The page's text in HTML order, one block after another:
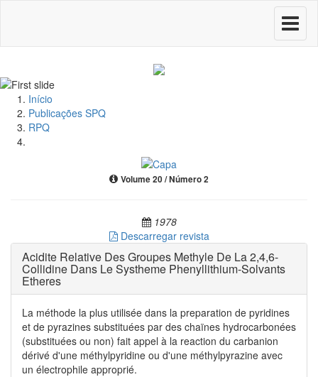
Toggle
Início
Publicações SPQ
RPQ
Volume 20 / Número 2
1978
Descarregar revista
Acidite Relative Des Groupes Methyle De La 2,4,6-
Collidine Dans Le Systheme Phenyllithium-Solvants
Etheres
La méthode la plus utilisée dans la preparation de pyridines
et de pyrazines substituées par des chaïnes hydrocarbonées
(substituées ou non) fait appel à la reaction du carbanion
dérivé d'une méthylpyridine ou d'une méthylpyrazine avec
un électrophile approprié.